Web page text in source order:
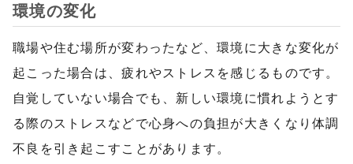
環境の変化
職場や住む場所が変わったなど、環境に大きな変化が
起こった場合は、疲れやストレスを感じるものです。
自覚していない場合でも、新しい環境に慣れようとす
る際のストレスなどで心身への負担が大きくなり体調
不良を引き起こすことがあります。